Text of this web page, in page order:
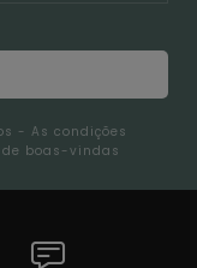
- As condições
boas-vindas